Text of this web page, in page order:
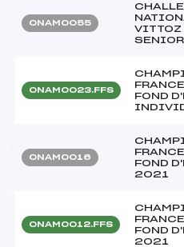
ONAM0055
VITTOZ
SENIOR
ONAM0023.FFS
FOND
ONAM0016
FOND
2021
ONAM0012.FFS
FOND
2021